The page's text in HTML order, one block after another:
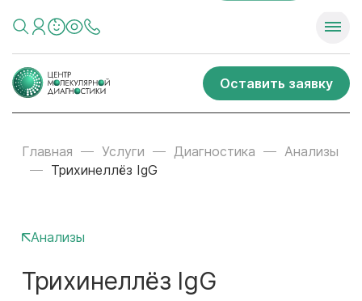
Оставить заявку
Главная Услуги Диагностика
Анализы
Трихинеллёз IgG
Анализы
Трихинеллёз IgG